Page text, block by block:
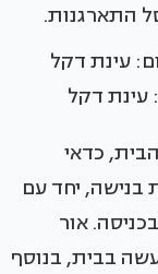
התארגנות.
עינת דקל
כדאי
בנישה, יחד עם
אור
בבית, בנוסף